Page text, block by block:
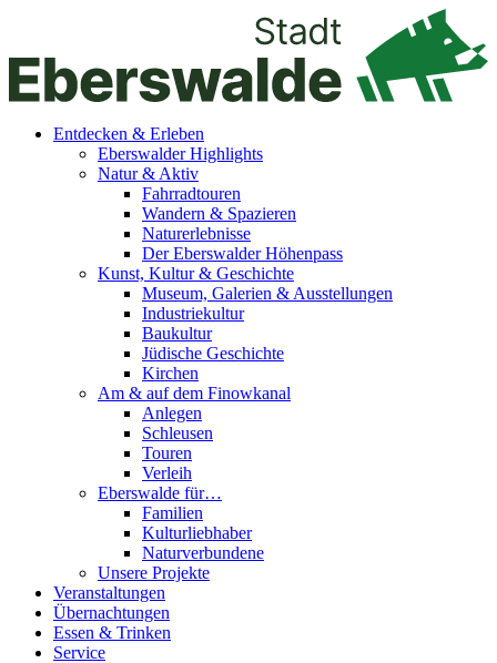
Entdecken & Erleben
Eberswalder Highlights
Natur & Aktiv
Fahrradtouren
Wandern & Spazieren
Naturerlebnisse
Der Eberswalder Höhenpass
Kunst, Kultur & Geschichte
Museum, Galerien & Ausstellungen
Industriekultur
Baukultur
Jüdische Geschichte
Kirchen
Am & auf dem Finowkanal
Anlegen
Schleusen
Touren
Verleih
Eberswalde für…
Familien
Kulturliebhaber
Naturverbundene
Unsere Projekte
Veranstaltungen
Übernachtungen
Essen & Trinken
Service